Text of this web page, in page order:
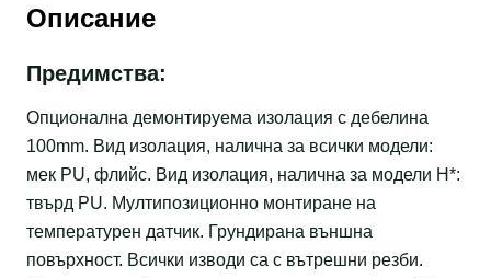
Описание
Предимства:
Опционална демонтируема изолация с дебелина
100mm. Вид изолация, налична за всички модели:
мек PU, флийс. Вид изолация, налична за модели Н*:
твърд PU. Мултипозиционно монтиране на
температурен датчик. Грундирана външна
повърхност. Всички изводи са с вътрешни резби.